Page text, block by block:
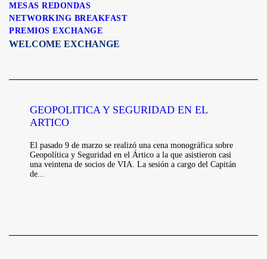
MESAS REDONDAS
NETWORKING BREAKFAST
PREMIOS EXCHANGE
WELCOME EXCHANGE
GEOPOLITICA Y SEGURIDAD EN EL
ARTICO
El pasado 9 de marzo se realizó una cena monográfica sobre
Geopolítica y Seguridad en el Ártico a la que asistieron casi
una veintena de socios de VIA. La sesión a cargo del Capitán
de...